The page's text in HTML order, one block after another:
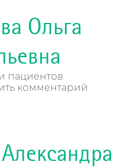
Ольга
пациентов
комментарий